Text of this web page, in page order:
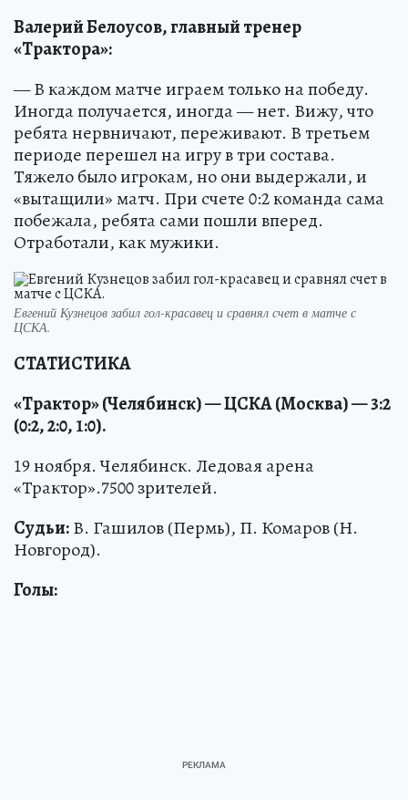
Валерий Белоусов, главный тренер
«Трактора»:
— В каждом матче играем только на победу.
Иногда получается, иногда — нет. Вижу, что
ребята нервничают, переживают. В третьем
периоде перешел на игру в три состава.
Тяжело было игрокам, но они выдержали, и
«вытащили» матч. При счете 0:2 команда сама
побежала, ребята сами пошли вперед.
Отработали, как мужики.
Евгений Кузнецов забил гол-красавец и сравнял счет в матче с
ЦСКА.
СТАТИСТИКА
«Трактор» (Челябинск) — ЦСКА (Москва) — 3:2
(0:2, 2:0, 1:0).
19 ноября. Челябинск. Ледовая арена
«Трактор».7500 зрителей.
Судьи:В. Гашилов (Пермь), П. Комаров (Н.
Новгород).
Голы: